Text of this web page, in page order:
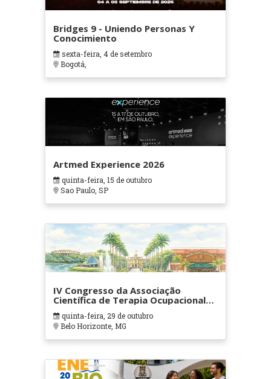
Bridges 9 - Uniendo Personas Y
Conocimiento
sexta-feira, 4 de setembro
Bogotá,
Artmed Experience 2026
quinta-feira, 15 de outubro
Sao Paulo, SP
IV Congresso da Associação
Científica de Terapia Ocupacional
em Contextos Hospitalares e
Cuidados Paliativos - ATOHOSP
quinta-feira, 29 de outubro
Belo Horizonte, MG